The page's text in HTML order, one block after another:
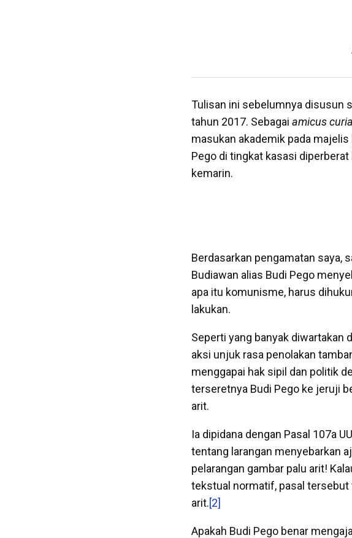
Tulisan ini sebelumnya disusun
tahun 2017. Sebagai amicus
masukan akademik pada majelis
Pego di tingkat kasasi
kemarin.
Berdasarkan pengamatan saya,
Budiawan alias Budi Pego
apa itu komunisme, harus
lakukan.
Seperti yang banyak diwartakan
aksi unjuk rasa penolakan
menggapai hak sipil dan politik
terseretnya Budi Pego ke jeruji
arit.
Ia dipidana dengan Pasal 107a
tentang larangan menyebarkan
pelarangan gambar palu arit!
tekstual normatif, pasal tersebut
arit.[2]
Apakah Budi Pego benar